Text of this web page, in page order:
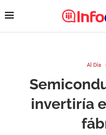
Al Día
invertiría